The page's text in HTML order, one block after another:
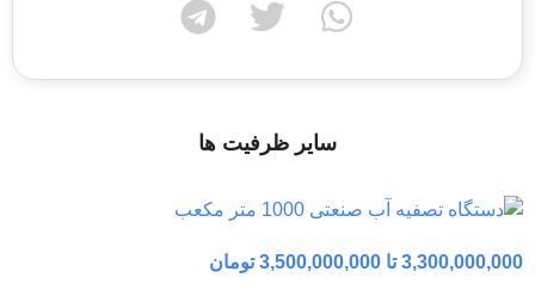
سایر ظرفیت ها
3,300,000,000 تا 3,500,000,000 تومان